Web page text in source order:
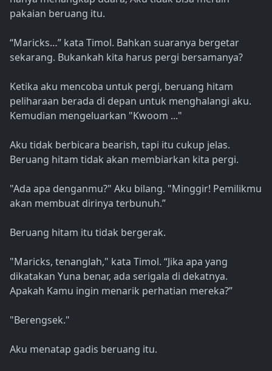
pakaian beruang itu.
“Maricks…” kata Timol. Bahkan suaranya bergetar
sekarang. Bukankah kita harus pergi bersamanya?
Ketika aku mencoba untuk pergi, beruang hitam
peliharaan berada di depan untuk menghalangi aku.
Kemudian mengeluarkan "Kwoom ..."
Aku tidak berbicara bearish, tapi itu cukup jelas.
Beruang hitam tidak akan membiarkan kita pergi.
"Ada apa denganmu?" Aku bilang. "Minggir! Pemilikmu
akan membuat dirinya terbunuh.”
Beruang hitam itu tidak bergerak.
"Maricks, tenanglah," kata Timol. “Jika apa yang
dikatakan Yuna benar, ada serigala di dekatnya.
Apakah Kamu ingin menarik perhatian mereka?”
"Berengsek."
Aku menatap gadis beruang itu.